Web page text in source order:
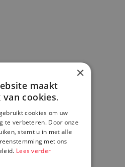
×
maakt
van cookies.
cookies om uw
te verbeteren. Door onze
stemt u in met alle
met ons
Lees verder